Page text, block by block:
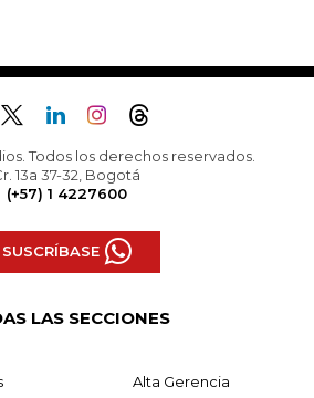
Todos los derechos reservados.
13a 37-32, Bogotá
(+57) 1 4227600
SUSCRÍBASE
LAS SECCIONES
Alta Gerencia